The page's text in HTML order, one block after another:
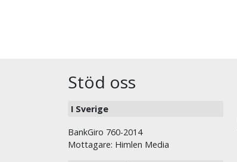
Stöd oss
I Sverige
BankGiro 760-2014
Mottagare: Himlen Media